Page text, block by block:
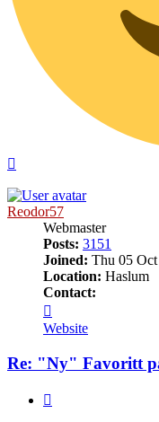
Reodor57
Webmaster
Posts: 3151
Joined: Thu 05
Location: Haslum
Contact:
Reodor57
Website
Re: "Ny" Favoritt